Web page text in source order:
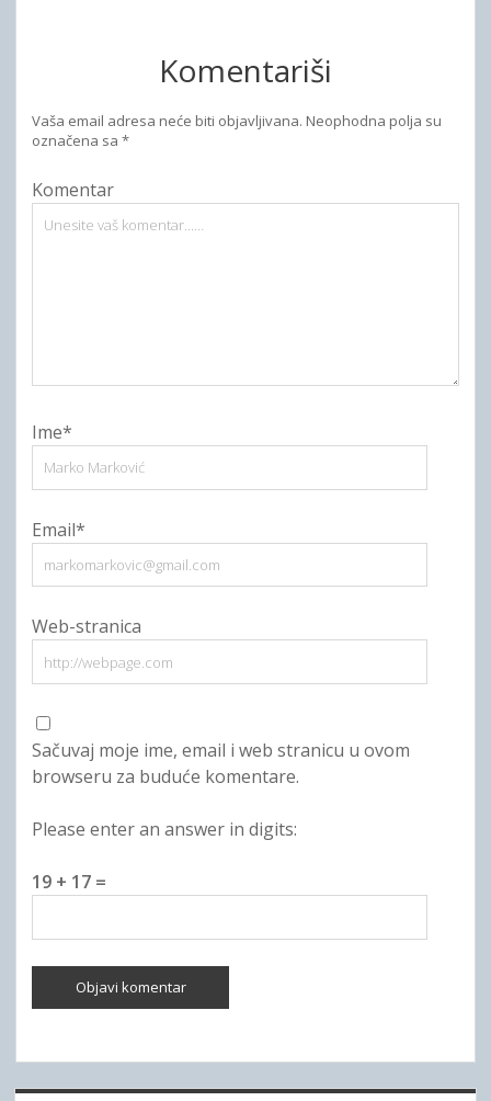
Komentariši
Vaša email adresa neće biti objavljivana. Neophodna polja su
označena sa *
Komentar
Ime*
Email*
Web-stranica
Sačuvaj moje ime, email i web stranicu u ovom
browseru za buduće komentare.
Please enter an answer in digits:
19 + 17 =